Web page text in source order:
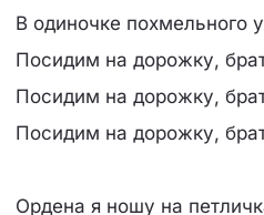
В одиночке похмельного
Посидим на дорожку,
Посидим на дорожку,
Посидим на дорожку,
Ордена я ношу на